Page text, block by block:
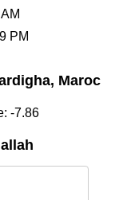
PM
Maroc
-7.86